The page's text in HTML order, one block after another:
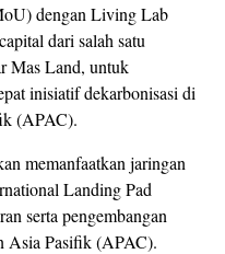
dengan Living Lab
dari salah satu
Mas Land, untuk
inisiatif dekarbonisasi di
(APAC).
memanfaatkan jaringan
Landing Pad
serta pengembangan
Asia Pasifik (APAC).